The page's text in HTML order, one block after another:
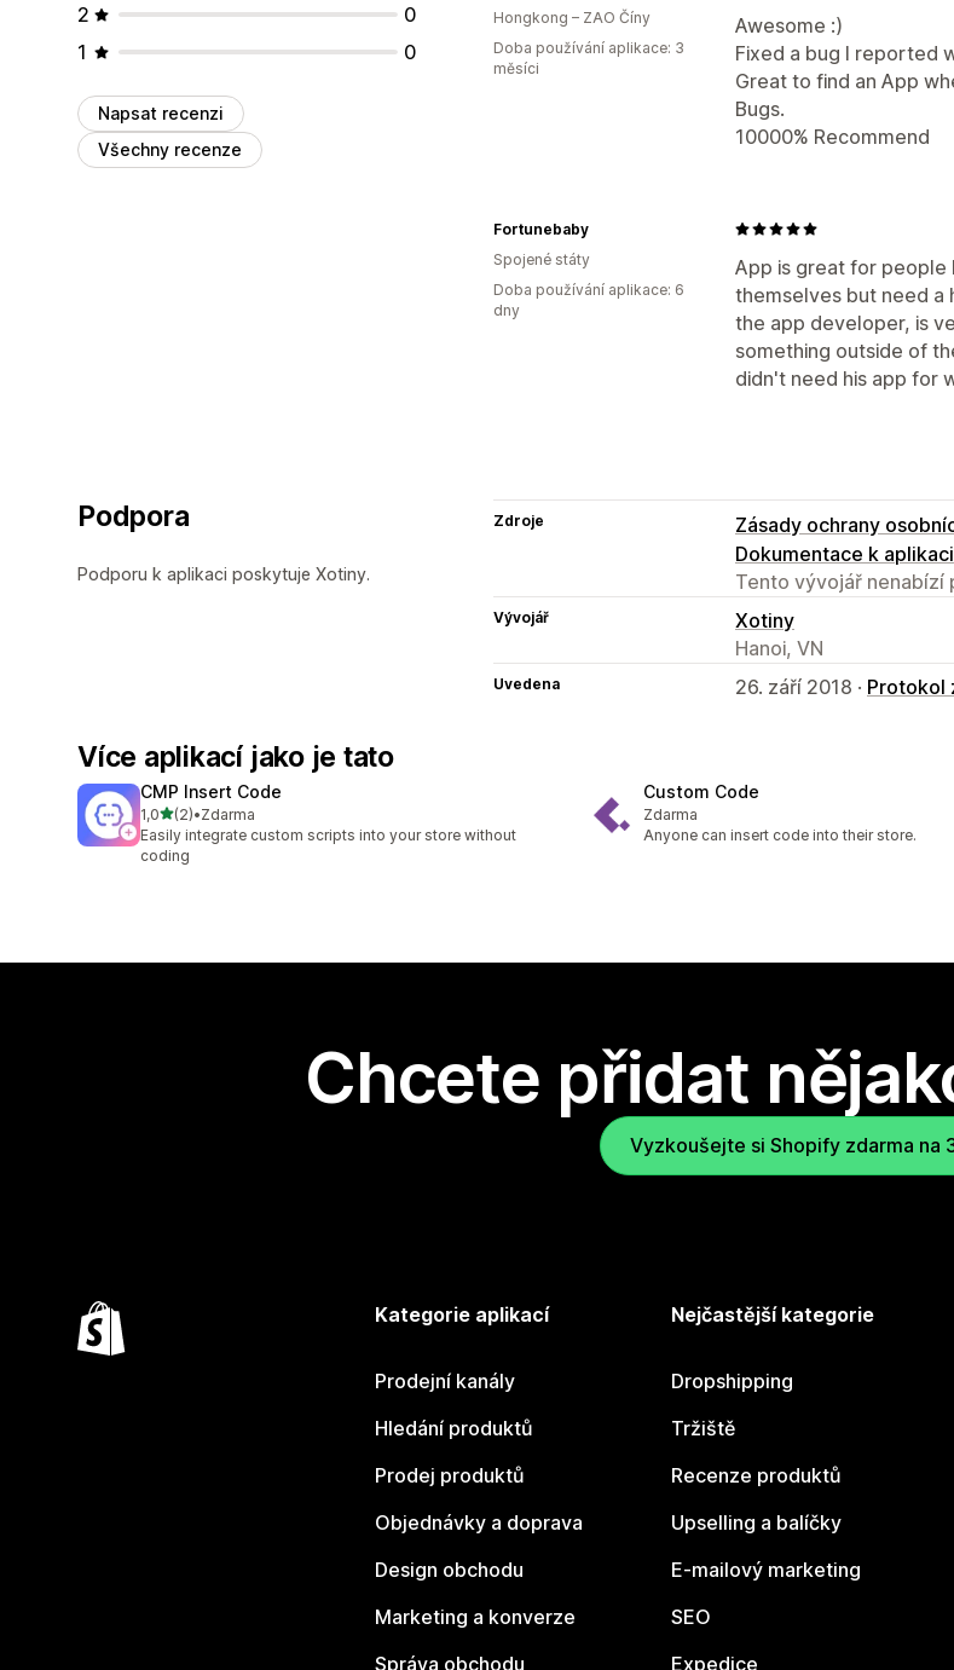
2
0
1
0
Napsat recenzi
Všechny recenze
Awesome :)
Fixed a bug I reported
Great to find an App
Bugs.
10000% Recommend
Hongkong – ZAO Číny
Doba používání aplikace: 3
měsíci
App is great for people
themselves but need a
the app developer, is
something outside of
didn't need his app for
Fortunebaby
Spojené státy
Doba používání aplikace: 6
dny
Podpora
Podporu k aplikaci poskytuje Xotiny.
Zdroje
Zásady ochrany
Dokumentace k aplikaci
Tento vývojář nenabízí
Vývojář
Xotiny
Hanoi, VN
Uvedena 26. září 2018 · Protokol
Více aplikací jako je tato
CMP Insert Code
1,0z 5 hvězd
(2)
Celkový počet recenzí: 2
•Zdarma
Easily integrate custom scripts into your store without
coding
Custom Code
Zdarma
Anyone can insert code into their store.
Chcete přidat
Vyzkoušejte si Shopify zdarma na
Kategorie aplikací
Prodejní kanály
Hledání produktů
Prodej produktů
Objednávky a doprava
Design obchodu
Marketing a konverze
Správa obchodu
Nejčastější kategorie
Dropshipping
Tržiště
Recenze produktů
Upselling a balíčky
E-mailový marketing
SEO
Expedice